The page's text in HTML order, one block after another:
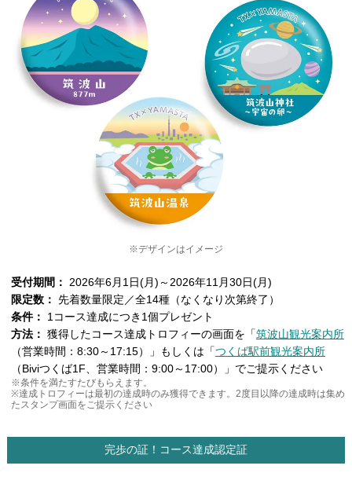
※デザインはイメージ
受付期間： 2026年6月1日(月)～2026年11月30日(月)
限定数： 先着数量限定／全14種（なくなり次第終了）
条件：
1コース達成につき1個プレゼント
方法： 獲得したコース達成トロフィーの画面を「筑波山観光案内所
（営業時間：8:30～17:15）」もしくは「つくば駅前観光案内所
（Biviつくば1F、営業時間：9:00～17:00）」でご提示ください
※条件を満たすたびもらえます。
※達成トロフィーは最初の達成時のみ獲得できます。2度目以降の達成時は集め
たスタンプ画面をご提示ください
完歩の証！コース達成認定証